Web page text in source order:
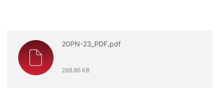
20PN-23_PDF.pdf
288.86 KB